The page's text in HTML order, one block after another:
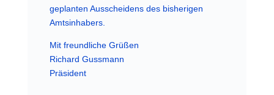
geplanten Ausscheidens des bisherigen
Amtsinhabers.
Mit freundliche Grüßen
Richard Gussmann
Präsident